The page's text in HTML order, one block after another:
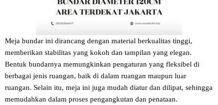
Meja bundar ini dirancang dengan material berkualitas tinggi,
memberikan stabilitas yang kokoh dan tampilan yang elegan.
Bentuk bundarnya memungkinkan pengaturan yang fleksibel di
berbagai jenis ruangan, baik di dalam ruangan maupun luar
ruangan. Selain itu, meja ini juga mudah diatur dan dilipat, sehingga
memudahkan dalam proses pengangkutan dan penataan.